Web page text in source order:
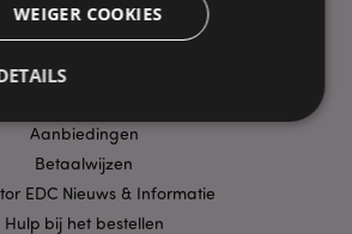
PRAKTISCHE LINKS
Verzending
Aanbiedingen
Betaalwijzen
EDC Nieuws & Informatie
Hulp bij het bestellen
WEIGER COOKIES
Prestatie
Functionaliteits